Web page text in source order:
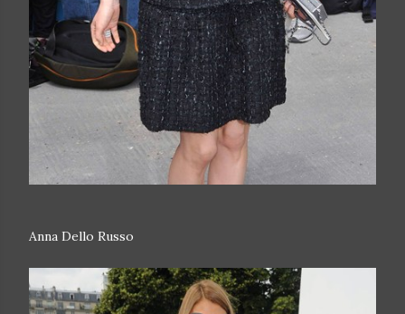
Anna Dello Russo